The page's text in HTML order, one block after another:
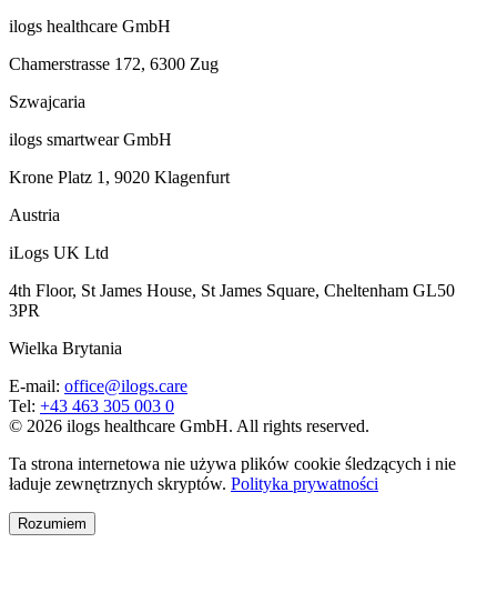
ilogs healthcare GmbH
Chamerstrasse 172, 6300 Zug
Szwajcaria
ilogs smartwear GmbH
Krone Platz 1, 9020 Klagenfurt
Austria
iLogs UK Ltd
4th Floor, St James House, St James Square, Cheltenham GL50
3PR
Wielka Brytania
E-mail: office@ilogs.care
Tel: +43 463 305 003 0
© 2026 ilogs healthcare GmbH. All rights reserved.
Ta strona internetowa nie używa plików cookie śledzących i nie
ładuje zewnętrznych skryptów. Polityka prywatności
Rozumiem